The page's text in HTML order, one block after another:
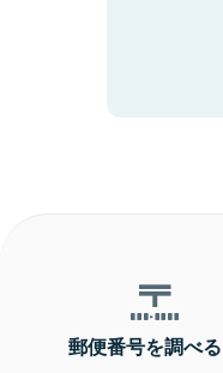
郵便番号を調べる